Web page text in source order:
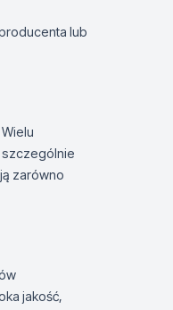
lub
szczególnie
zarówno
jakość,